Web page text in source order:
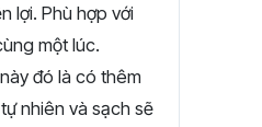
lợi. Phù hợp với
một lúc.
đó là có thêm
nhiên và sạch sẽ